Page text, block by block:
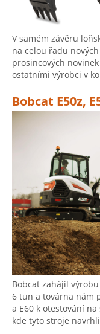
V samém závěru
na celou řadu
prosincových
ostatními výrobci v
Bobcat E50z,
Bobcat zahájil
6 tun a továrna nám
a E60 k otestování
kde tyto stroje